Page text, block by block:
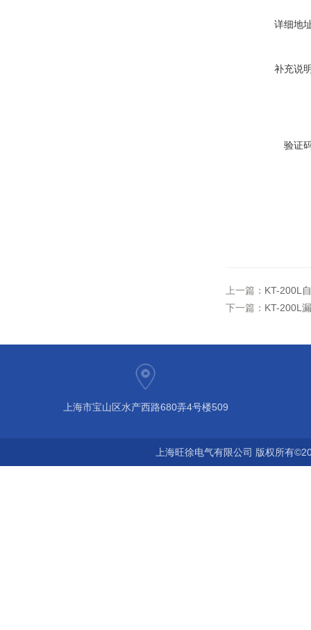
详细地
补充说
验证
上一篇： KT-200L
下一篇： KT-200L
上海市宝山区水产西路680弄4号楼509
上海旺徐电气有限公司 版权所有